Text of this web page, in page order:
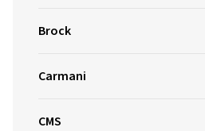
Brock
Carmani
CMS